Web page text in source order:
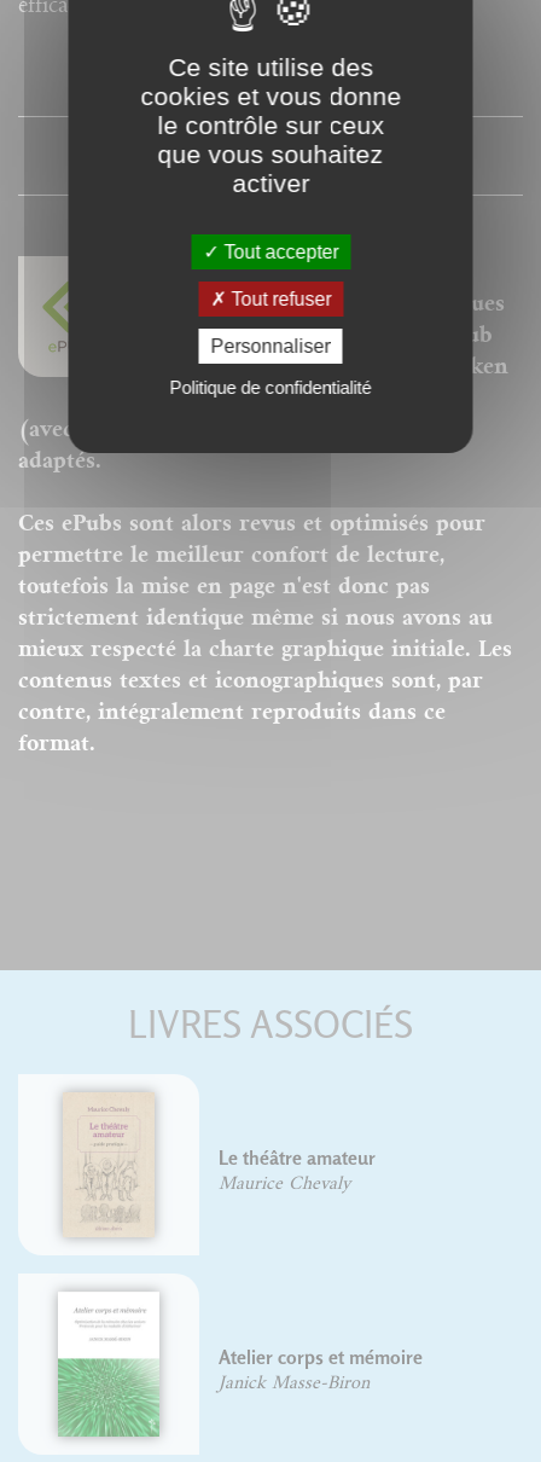
efficace.
SOMMAIRE
PRESSE
Nos ePubs sont des versions
adaptées aux liseuses électroniques
prenant en charge le format ePub
de type Sony Reader, Kobo, Booken
Cybook, Kindle, Ipad ou Iphone
(avec l'appli iBooks) ou autres "ereaders"
adaptés.
Ces ePubs sont alors revus et optimisés pour
permettre le meilleur confort de lecture,
toutefois la mise en page n'est donc pas
strictement identique même si nous avons au
mieux respecté la charte graphique initiale. Les
contenus textes et iconographiques sont, par
contre, intégralement reproduits dans ce
format.
LIVRES ASSOCIÉS
Le théâtre amateur
Maurice Chevaly
Atelier corps et mémoire
Janick Masse-Biron
Ce site utilise des
cookies et vous donne
le contrôle sur ceux
que vous souhaitez
activer
Tout accepter
Tout refuser
Personnaliser
Politique de confidentialité